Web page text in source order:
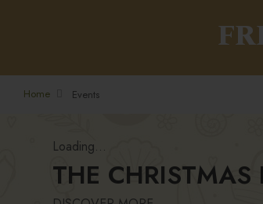
Home Events
Loading...
THE